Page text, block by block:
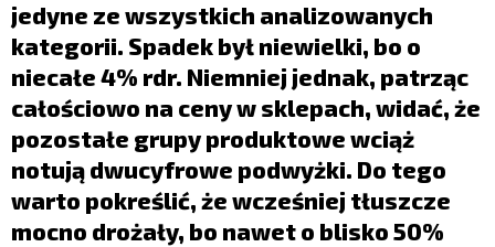
jedyne ze wszystkich analizowanych
kategorii. Spadek był niewielki, bo o
niecałe 4% rdr. Niemniej jednak, patrząc
całościowo na ceny w sklepach, widać, że
pozostałe grupy produktowe wciąż
notują dwucyfrowe podwyżki. Do tego
warto pokreślić, że wcześniej tłuszcze
mocno drożały, bo nawet o blisko 50%